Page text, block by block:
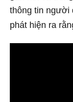
thông tin người
phát hiện ra